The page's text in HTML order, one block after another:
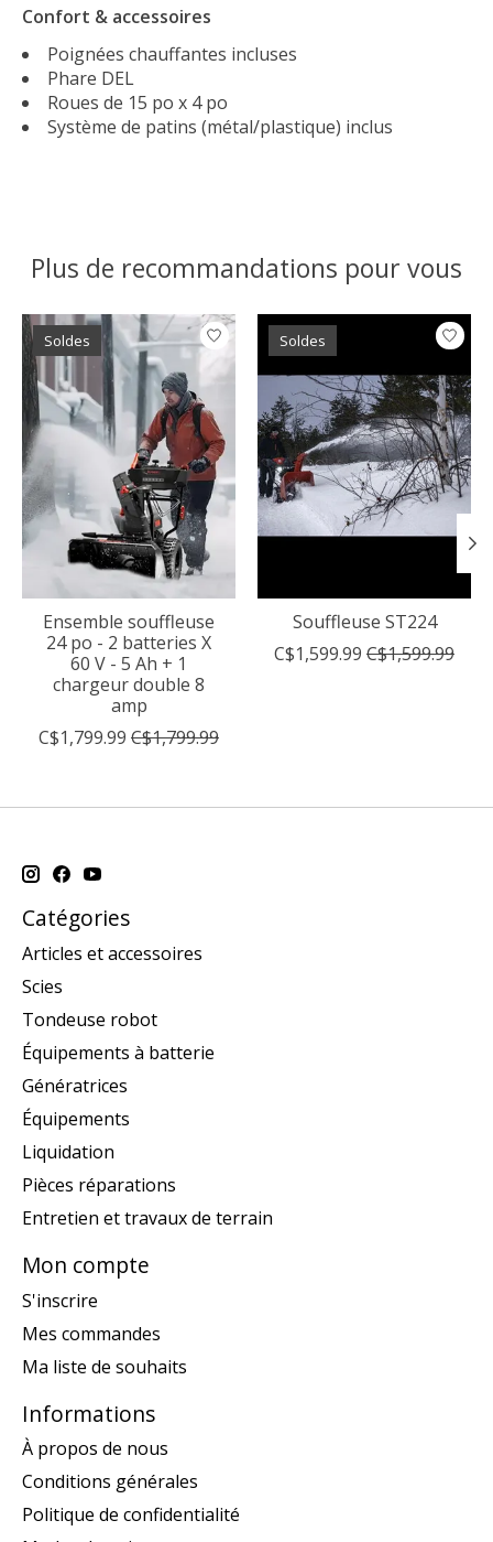
Confort & accessoires
Poignées chauffantes incluses
Phare DEL
Roues de 15 po x 4 po
Système de patins (métal/plastique) inclus
Plus de recommandations pour vous
Articles du carrousel de produits
Soldes
Ensemble souffleuse
24 po - 2 batteries X
60 V - 5 Ah + 1
chargeur double 8
amp
C$1,799.99 C$1,799.99
Soldes
Souffleuse ST224
C$1,599.99 C$1,599.99
Catégories
Articles et accessoires
Scies
Tondeuse robot
Équipements à batterie
Génératrices
Équipements
Liquidation
Pièces réparations
Entretien et travaux de terrain
Mon compte
S'inscrire
Mes commandes
Ma liste de souhaits
Informations
À propos de nous
Conditions générales
Politique de confidentialité